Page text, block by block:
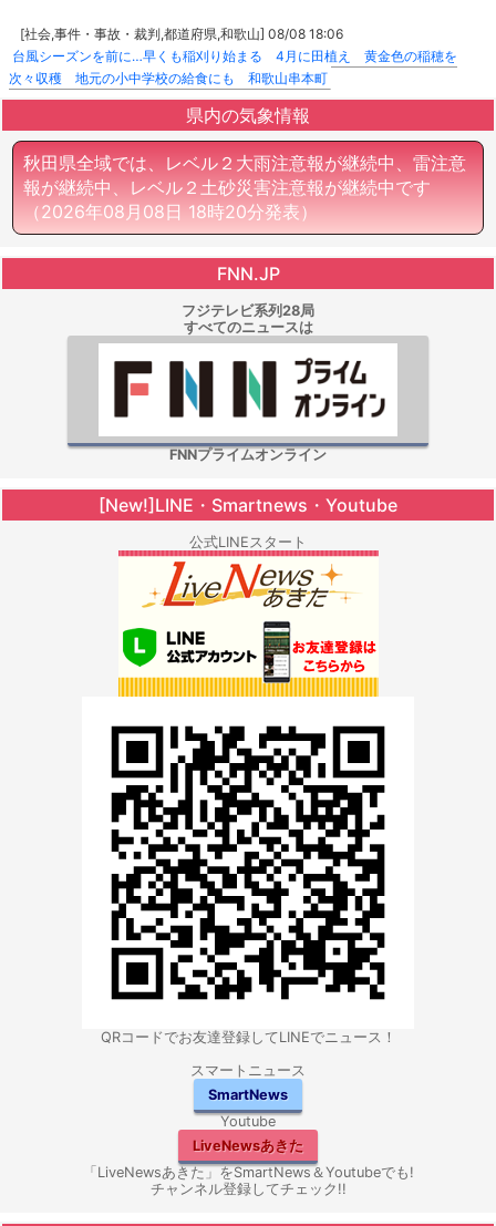
[社会,事件・事故・裁判,都道府県,和歌山] 08/08 18:06
台風シーズンを前に…早くも稲刈り始まる 4月に田植え 黄金色の稲穂を
次々収穫 地元の小中学校の給食にも 和歌山串本町
県内の気象情報
秋田県全域では、レベル２大雨注意報が継続中、雷注意
報が継続中、レベル２土砂災害注意報が継続中です
（2026年08月08日 18時20分発表）
FNN.JP
フジテレビ系列28局
すべてのニュースは
FNNプライムオンライン
[New!]LINE・Smartnews・Youtube
公式LINEスタート
QRコードでお友達登録してLINEでニュース！
スマートニュース
SmartNews
Youtube
LiveNewsあきた
「LiveNewsあきた」をSmartNews＆Youtubeでも!
チャンネル登録してチェック!!